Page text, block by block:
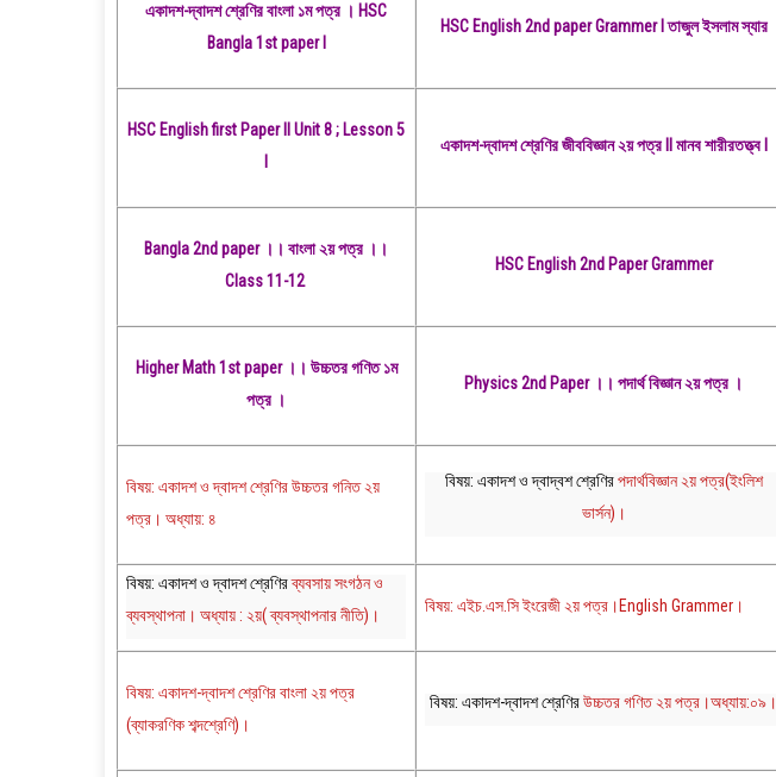
একাদশ-দ্বাদশ শ্রেণির বাংলা ১ম পত্র । HSC
Bangla 1st paper I
HSC English 2nd paper Grammer I তাজুল ইসলাম স্যার
HSC English first Paper II Unit 8 ; Lesson 5
একাদশ-দ্বাদশ শ্রেণির জীববিজ্ঞান ২য় পত্র II মানব শারীরতত্ত্ব I
Bangla 2nd paper ।। বাংলা ২য় পত্র ।।
Class 11-12
HSC English 2nd Paper Grammer
Higher Math 1st paper ।। উচ্চতর গণিত ১ম
পত্র ।
Physics 2nd Paper ।। পদার্থ বিজ্ঞান ২য় পত্র ।
বিষয়: একাদশ ও দ্বাদশ শ্রেণির উচ্চতর গনিত ২য়
পত্র। অধ্যায়: ৪
বিষয়: একাদশ ও দ্বাদ্বশ শ্রেণিরপদার্থবিজ্ঞান ২য় পত্র(ইংলিশ
ভার্সন)।
বিষয়: একাদশ ও দ্বাদশ শ্রেণিরব্যবসায় সংগঠন ও
ব্যবস্থাপনা। অধ্যায় : ২য়( ব্যবস্থাপনার নীতি)।
বিষয়: এইচ.এস.সি ইংরেজী ২য় পত্র।English Grammer।
বিষয়: একাদশ-দ্বাদশ শ্রেণির বাংলা ২য় পত্র
(ব্যাকরণিক শব্দশ্রেণি)।
বিষয়: একাদশ-দ্বাদশ শ্রেণিরউচ্চতর গণিত ২য় পত্র।অধ্যায়:০৯।